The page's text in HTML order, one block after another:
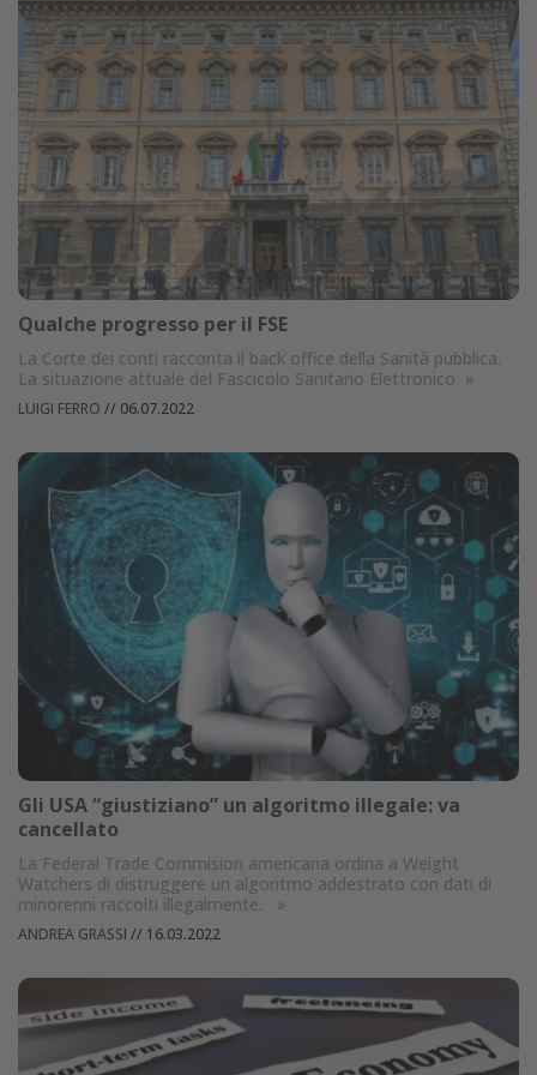
Qualche progresso per il FSE
La Corte dei conti racconta il back office della Sanità pubblica.
La situazione attuale del Fascicolo Sanitario Elettronico »
LUIGI FERRO // 06.07.2022
Gli USA “giustiziano” un algoritmo illegale: va
cancellato
La Federal Trade Commision americana ordina a Weight
Watchers di distruggere un algoritmo addestrato con dati di
minorenni raccolti illegalmente.
»
ANDREA GRASSI // 16.03.2022